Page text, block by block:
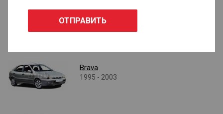
Barchetta
1995 - 2005
Brava
1995 - 2003